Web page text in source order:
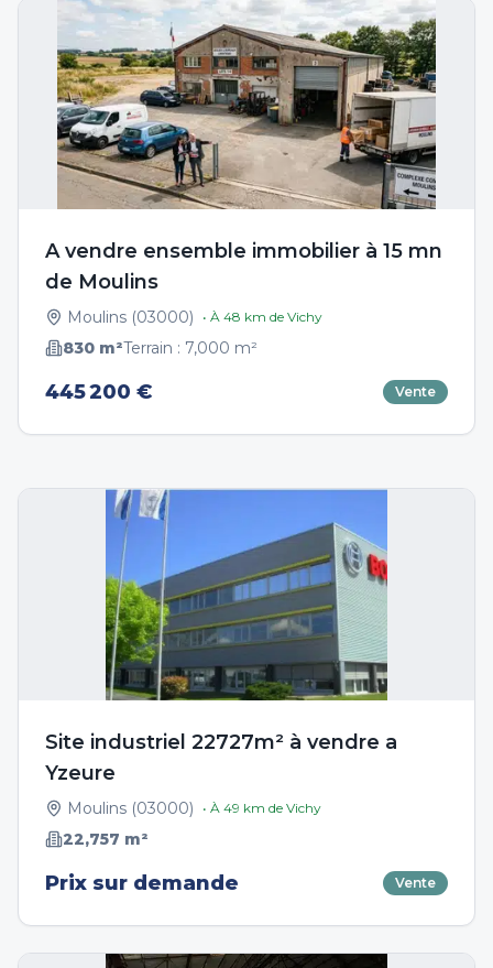
A vendre ensemble immobilier à 15 mn
de Moulins
Moulins (03000) • À 48 km de Vichy
830 m²Terrain : 7,000 m²
445 200 € Vente
Site industriel 22727m² à vendre a
Yzeure
Moulins (03000) • À 49 km de Vichy
22,757 m²
Prix sur demande Vente